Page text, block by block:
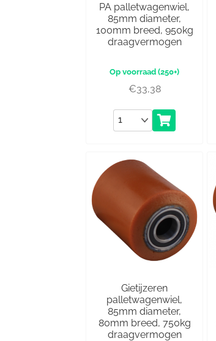
PA palletwagenwiel,
85mm diameter,
100mm breed, 950kg
draagvermogen
(250+)
€33,38
Aantal
Gietijzeren
palletwagenwiel,
85mm diameter,
80mm breed, 750kg
draagvermogen